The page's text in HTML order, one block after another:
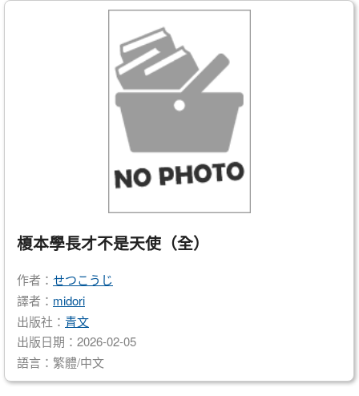
榎本學長才不是天使（全）
作者： せつこうじ
譯者： midori
出版社： 青文
出版日期：2026-02-05
語言：繁體/中文